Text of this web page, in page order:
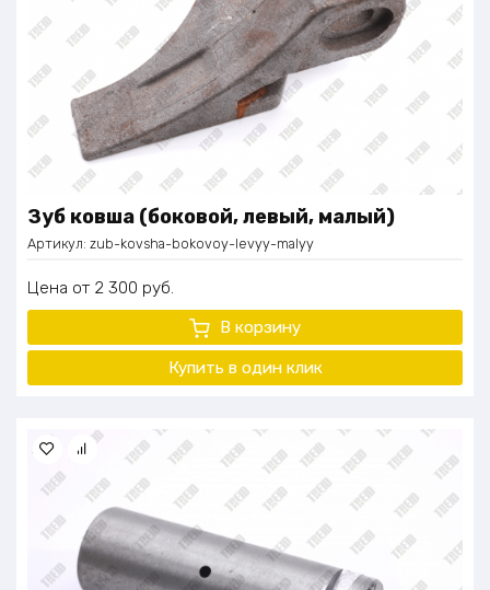
Зуб ковша (боковой, левый, малый)
Артикул: zub-kovsha-bokovoy-levyy-malyy
Цена 2 300 руб.
В корзину
Купить в один клик